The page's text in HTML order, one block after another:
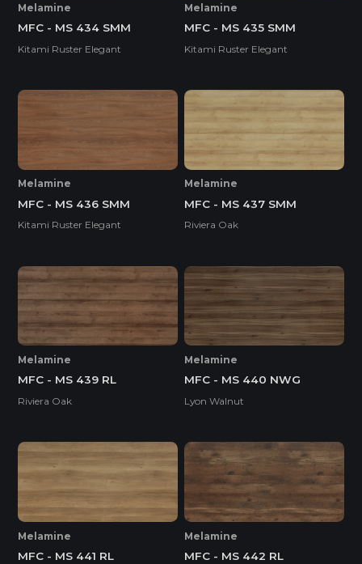
Melamine
MFC - MS 434 SMM
Kitami Ruster Elegant
Melamine
MFC - MS 435 SMM
Kitami Ruster Elegant
Melamine
MFC - MS 436 SMM
Kitami Ruster Elegant
Melamine
MFC - MS 437 SMM
Riviera Oak
Melamine
MFC - MS 439 RL
Riviera Oak
Melamine
MFC - MS 440 NWG
Lyon Walnut
Melamine
MFC - MS 441 RL
Melamine
MFC - MS 442 RL